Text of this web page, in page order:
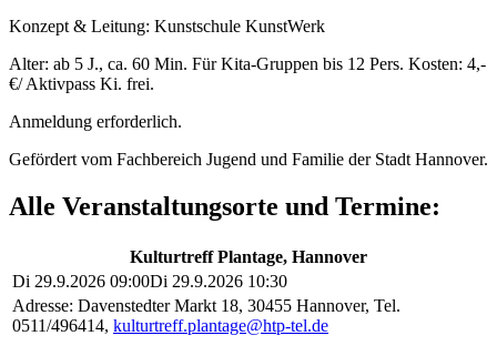
Konzept & Leitung: Kunstschule KunstWerk
Alter: ab 5 J., ca. 60 Min. Für Kita-Gruppen bis 12 Pers. Kosten: 4,-
€/ Aktivpass Ki. frei.
Anmeldung erforderlich.
Gefördert vom Fachbereich Jugend und Familie der Stadt Hannover.
Alle Veranstaltungsorte und Termine:
Kulturtreff Plantage, Hannover
Di 29.9.2026 09:00Di 29.9.2026 10:30
Adresse: Davenstedter Markt 18, 30455 Hannover, Tel.
0511/496414, kulturtreff.plantage@htp-tel.de